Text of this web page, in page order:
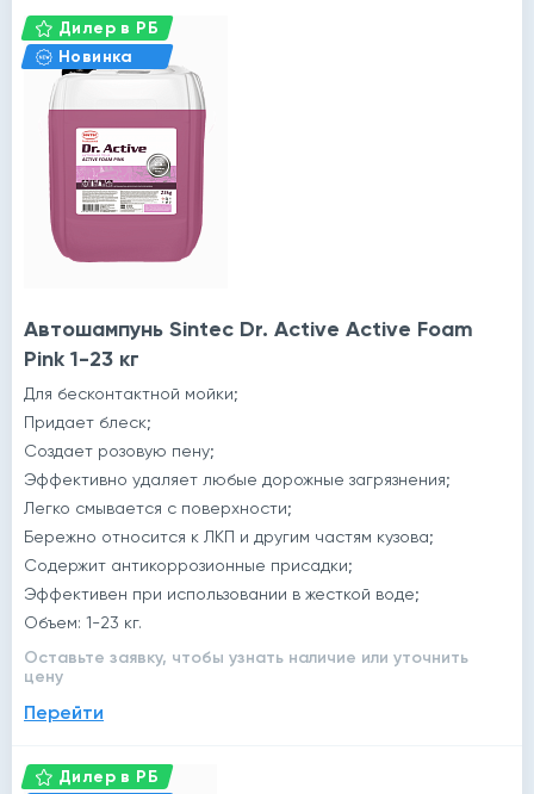
Дилер в РБ
Новинка
Автошампунь Sintec Dr. Active Active Foam
Pink 1-23 кг
Для бесконтактной мойки;
Придает блеск;
Создает розовую пену;
Эффективно удаляет любые дорожные загрязнения;
Легко смывается с поверхности;
Бережно относится к ЛКП и другим частям кузова;
Содержит антикоррозионные присадки;
Эффективен при использовании в жесткой воде;
Объем: 1-23 кг.
Оставьте заявку, чтобы узнать наличие или уточнить
цену
Перейти
Дилер в РБ